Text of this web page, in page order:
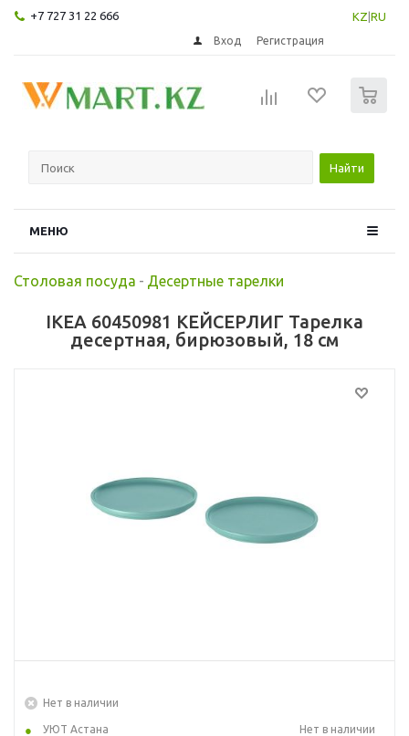
+7 727 31 22 666 KZ RU
Вход Регистрация
Найти
МЕНЮ
Столовая посуда - Десертные тарелки
IKEA 60450981 КЕЙСЕРЛИГ Тарелка
десертная, бирюзовый, 18 см
Нет в наличии
УЮТ Астана
Нет в наличии